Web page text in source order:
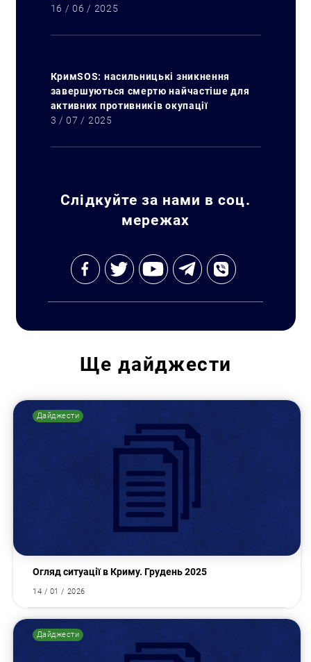
Пошук за запитом:
16 / 06 / 2025
КримSOS: насильницькі зникнення
завершуються смертю найчастіше для
активних противників окупації
3 / 07 / 2025
Слідкуйте за нами в соц.
мережах
Ще дайджести
Дайджести
Огляд ситуації в Криму. Грудень 2025
14 / 01 / 2026
Дайджести